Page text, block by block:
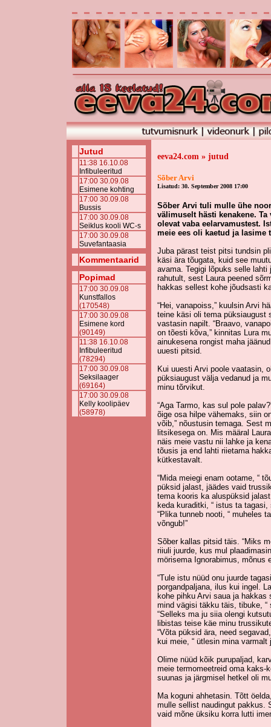
Jutud
11:38 16.10.08
Infibuleeritud
17:00 30.09.08
Esimene kohting
17:00 30.09.08
Bussis
17:00 30.09.08
Seiklus kooli WC-s
17:00 30.09.08
Suvefantaasia
Kommentaarid
Popimad
17:00 30.09.08
Kunstfallos
(170548)
17:00 30.09.08
Esimene kord
(90149)
11:38 16.10.08
Infibuleeritud
(78294)
17:00 30.09.08
Seksilaager
(69164)
17:00 30.09.08
Kelly koolipäev
(58978)
eeva24.com » jutud
Sõber Arvi
Lisatud: 30. September 2008 17:00
Sõber Arvi tuli mulle ühe
välimuselt hästi kenakene.
olevat vaba eelarvamustest.
meie ees oli kaetud ja
Juba pärast teist pitsi tundsin
käsi ära tõugata, kuid see
avama. Tegigi lõpuks selle
rahutult, sest Laura peened
hakkas sellest kohe jõudsasti
“Hei, vanapoiss,” kuulsin Arvi
teine käsi oli tema püksiaugust
vastasin napilt. “Braavo,
on tõesti kõva,” kinnitas Lura
ainukesena rongist maha
uuesti pitsid.
Kui uuesti Arvi poole vaatasin,
püksiaugust välja vedanud ja
minu tõrvikut.
“Aga Tarmo, kas sul pole
õige osa hilpe vähemaks, siin
võib,” nõustusin temaga. Sest
litsikesega on. Mis määral
näis meie vastu nii lahke ja
tõusis ja end lahti riietama
kütkestavalt.
“Mida meiegi enam ootame, “
püksid jalast, jäädes vaid
tema kooris ka aluspüksid
keda kuraditki, “ istus ta
“Plika tunneb nooti, “ muheles
võngub!”
Sõber kallas pitsid täis. “Miks
riiuli juurde, kus mul
mörisema Ignorabimus, mõnus
“Tule istu nüüd onu juurde
porgandpaljana, ilus kui ingel.
kohe pihku Arvi saua ja hakkas
mind vägisi täkku täis, tibuke,
“Selleks ma ju siia olengi
libistas teise käe minu
“Võta püksid ära, need
kui meie, “ ütlesin mina
Olime nüüd kõik purupaljad,
meie termomeetreid oma
suunas ja järgmisel hetkel oli
Ma koguni ahhetasin. Tõtt
mulle sellist naudingut pakkus.
vaid mõne üksiku korra lutti